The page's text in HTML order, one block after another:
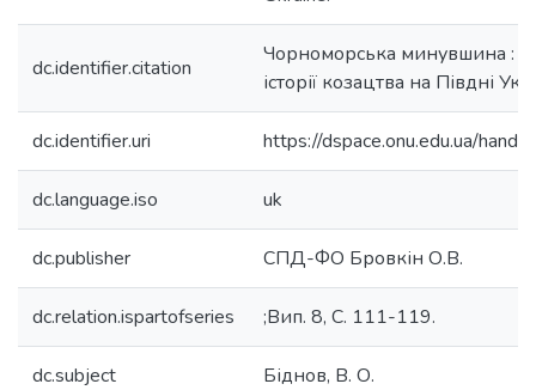
dc.identifier.citation
Чорноморська минувшина :
історії козацтва на Півдні
dc.identifier.uri https://dspace.onu.edu.ua/
dc.language.iso uk
dc.publisher СПД-ФО Бровкін О.В.
dc.relation.ispartofseries ;Вип. 8, С. 111-119.
dc.subject Біднов, В. О.